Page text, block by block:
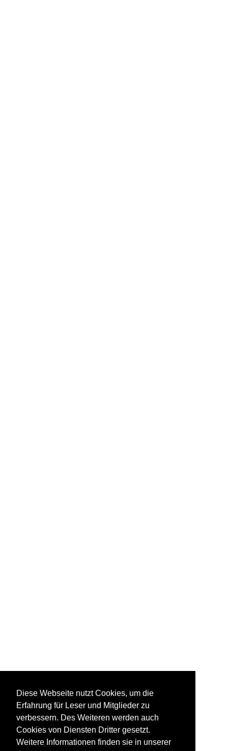
Diese Webseite nutzt Cookies, um die
Erfahrung für Leser und Mitglieder zu
verbessern. Des Weiteren werden auch
Cookies von Diensten Dritter gesetzt.
Weitere Informationen finden sie in unserer